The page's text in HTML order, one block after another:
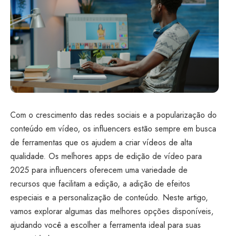
Com o crescimento das redes sociais e a popularização do
conteúdo em vídeo, os influencers estão sempre em busca
de ferramentas que os ajudem a criar vídeos de alta
qualidade. Os melhores apps de edição de vídeo para
2025 para influencers oferecem uma variedade de
recursos que facilitam a edição, a adição de efeitos
especiais e a personalização de conteúdo. Neste artigo,
vamos explorar algumas das melhores opções disponíveis,
ajudando você a escolher a ferramenta ideal para suas